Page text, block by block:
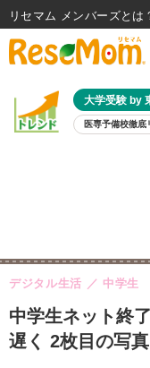
大学受験 by
医専予備校徹底
中学生ネット終
遅く 2枚目の写
デジタル生活 中学生
リセマム メンバーズ